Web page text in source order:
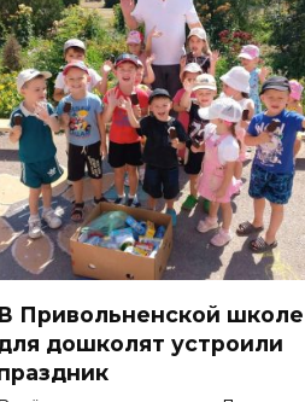
В Привольненской школе
дошколят устроили